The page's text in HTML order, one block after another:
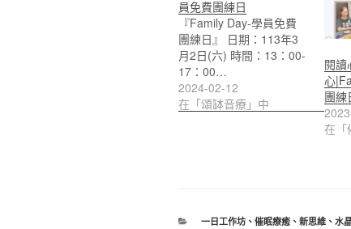
員免費團練日
『Family Day-學員免費
團練日』 日期：113年3
月2日(六) 時間：13：00-
17：00…
2024-02-12
在「頌缽音療」中
閱讀
心
團練
在「
分
一日工作坊、 催眠療癒、 新思維、 水